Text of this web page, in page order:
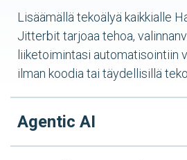
Lisäämällä tekoälyä kaikkialle
Jitterbit tarjoaa tehoa,
liiketoimintasi automatisointiin
ilman koodia tai täydellisillä
Agentic AI